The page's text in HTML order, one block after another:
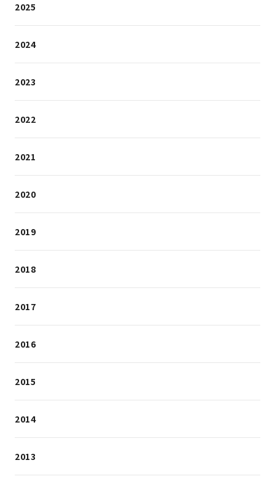
2025
2024
2023
2022
2021
2020
2019
2018
2017
2016
2015
2014
2013